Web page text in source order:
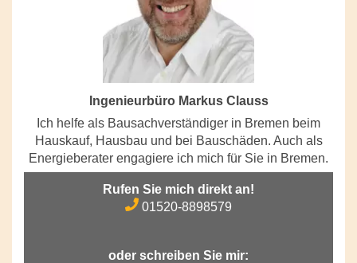
Ingenieurbüro Markus Clauss
Ich helfe als Bausachverständiger in Bremen beim
Hauskauf, Hausbau und bei Bauschäden. Auch als
Energieberater engagiere ich mich für Sie in Bremen.
Rufen Sie mich direkt an!
01520-8898579
oder schreiben Sie mir: